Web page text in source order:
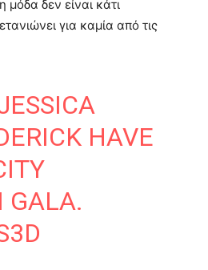
δεν είναι κάτι
για καμία από τις
HAVE
GALA.